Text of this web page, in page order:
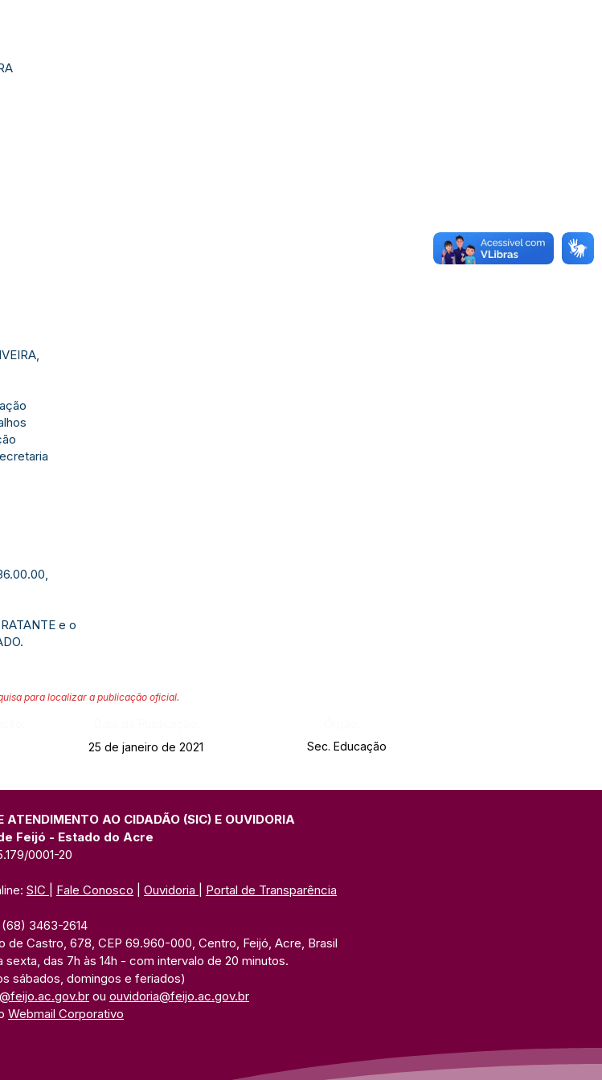
e o
para localizar a publicação oficial.
25 de janeiro de 2021 Sec. Educação
ATENDIMENTO AO CIDADÃO (SIC) E OUVIDORIA
Feijó - Estado do Acre
0001-20
SIC Fale Conosco Ouvidoria Portal de Transparência
(68) 3463-2614
de Castro, 678, CEP 69.960-000, Centro, Feijó, Acre, Brasil
sexta, das 7h às 14h - com intervalo de 20 minutos.
sábados, domingos e feriados)
ou ouvidoria@feijo.ac.gov.br
Webmail Corporativo